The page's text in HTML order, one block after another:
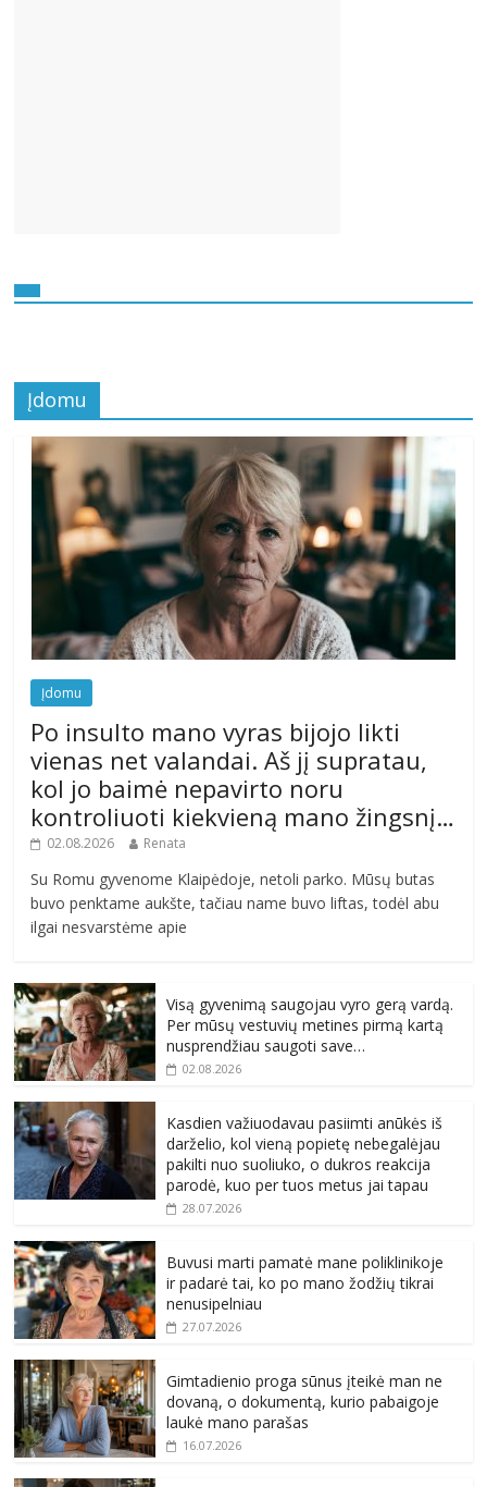
Įdomu
Įdomu
Po insulto mano vyras bijojo likti
vienas net valandai. Aš jį supratau,
kol jo baimė nepavirto noru
kontroliuoti kiekvieną mano žingsnį…
02.08.2026 Renata
Su Romu gyvenome Klaipėdoje, netoli parko. Mūsų butas
buvo penktame aukšte, tačiau name buvo liftas, todėl abu
ilgai nesvarstėme apie
Visą gyvenimą saugojau vyro gerą vardą.
Per mūsų vestuvių metines pirmą kartą
nusprendžiau saugoti save…
02.08.2026
Kasdien važiuodavau pasiimti anūkės iš
darželio, kol vieną popietę nebegalėjau
pakilti nuo suoliuko, o dukros reakcija
parodė, kuo per tuos metus jai tapau
28.07.2026
Buvusi marti pamatė mane poliklinikoje
ir padarė tai, ko po mano žodžių tikrai
nenusipelniau
27.07.2026
Gimtadienio proga sūnus įteikė man ne
dovaną, o dokumentą, kurio pabaigoje
laukė mano parašas
16.07.2026